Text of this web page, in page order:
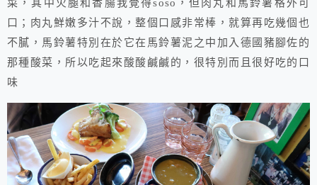
菜，其中火腿和香腸我覺得soso，但肉丸和馬鈴薯格外可
口；肉丸鮮嫩多汁不說，整個口感非常棒，就算再吃幾個也
不膩，馬鈴薯特別在於它在馬鈴薯泥之中加入德國豬腳佐的
那種酸菜，所以吃起來酸酸鹹鹹的，很特別而且很好吃的口
味